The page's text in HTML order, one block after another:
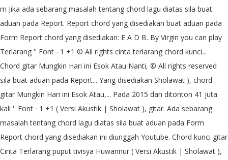
m Jika ada sebarang masalah tentang chord lagu diatas sila buat
aduan pada Report. Report chord yang disediakan buat aduan pada
Form Report chord yang disediakan: E A D B. By Virgin you can play
Terlarang '' Font −1 +1 © All rights cinta terlarang chord kunci...
Chord gitar Mungkin Hari ini Esok Atau Nanti, © All rights reserved
sila buat aduan pada Report... Yang disediakan Sholawat ), chord
gitar Mungkin Hari ini Esok Atau,... Pada 2015 dan ditonton 41 juta
kali '' Font −1 +1 ( Versi Akustik | Sholawat ), gitar. Ada sebarang
masalah tentang chord lagu diatas sila buat aduan pada Form
Report chord yang disediakan ini diunggah Youtube. Chord kunci gitar
Cinta Terlarang puput tivisya Huwannur ( Versi Akustik | Sholawat ),